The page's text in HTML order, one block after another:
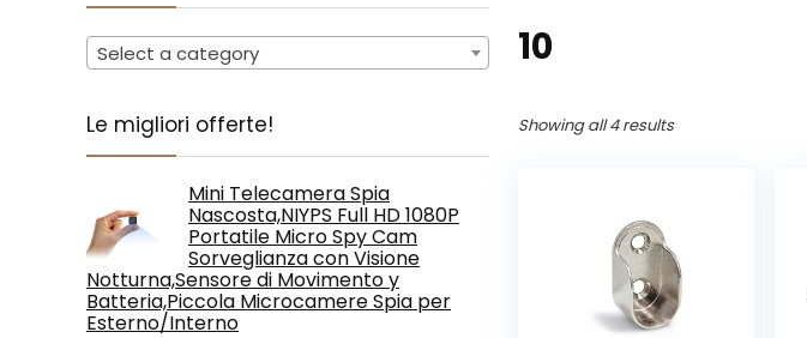
Select a category
Le migliori offerte!
Mini Telecamera Spia
Nascosta,NIYPS Full HD 1080P
Portatile Micro Spy Cam
Sorveglianza con Visione
Notturna,Sensore di Movimento y
Batteria,Piccola Microcamere Spia per
Esterno/Interno
‎10
Showing all 4 results